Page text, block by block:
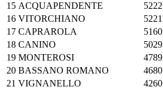
15 ACQUAPENDENTE 5222
16 VITORCHIANO 5221
17 CAPRAROLA 5160
18 CANINO 5029
19 MONTEROSI 4789
20 BASSANO ROMANO 4680
21 VIGNANELLO 4260